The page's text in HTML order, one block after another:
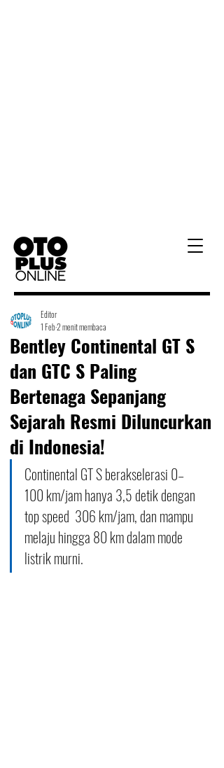
Bentley Continental GT S
dan GTC S Paling
Bertenaga Sepanjang
Sejarah Resmi Diluncurkan
di Indonesia!
Editor
1 Feb2 menit membaca
Continental GT S berakselerasi 0–
100 km/jam hanya 3,5 detik dengan
top speed  306 km/jam, dan mampu
melaju hingga 80 km dalam mode
listrik murni.